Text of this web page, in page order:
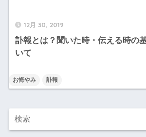
12月 30, 2019
訃報とは？聞いた時・伝える時の
いて
お悔やみ 訃報